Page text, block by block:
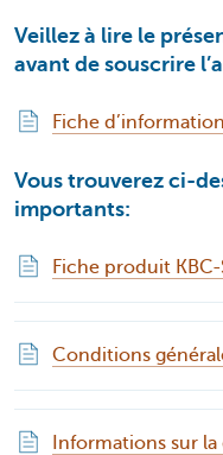
Veillez à lire le
avant de souscrire
Fiche
Vous trouverez ci-
importants:
Fiche produit KBC-
Conditions
Informations sur